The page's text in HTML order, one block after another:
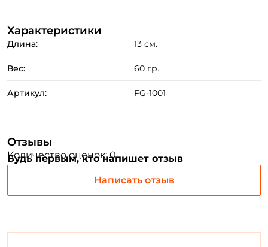
Характеристики
Длина: 13 см.
Вес: 60 гр.
Артикул: FG-1001
Отзывы
Количество оценок: 0
Будь первым, кто напишет отзыв
Написать отзыв